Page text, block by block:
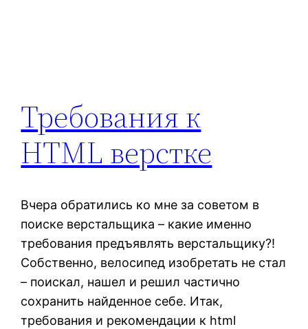
Требования к
HTML верстке
Вчера обратились ко мне за советом в
поиске верстальщика – какие именно
требования предъявлять верстальщику?!
Собственно, велосипед изобретать не стал
– поискал, нашел и решил частично
сохранить найденное себе. Итак,
требования и рекомендации к html